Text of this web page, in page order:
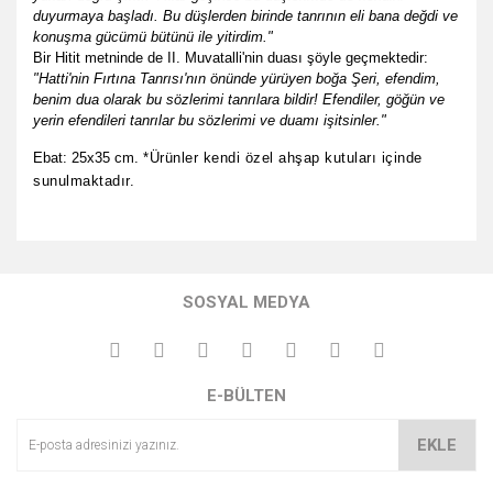
duyurmaya başladı. Bu düşlerden birinde tanrının eli bana değdi ve
konuşma gücümü bütünü ile yitirdim."
Bir Hitit metninde de
II. Muvatalli'nin duası şöyle geçmektedir:
"Hatti'nin Fırtına Tanrısı'nın önünde yürüyen boğa Şeri, efendim,
benim dua olarak bu sözlerimi tanrılara bildir! Efendiler, göğün ve
yerin efendileri tanrılar bu sözlerimi ve duamı işitsinler."
Ebat: 25x35 cm. *Ürünler kendi özel ahşap kutuları içinde
sunulmaktadır.
kullanarak tarafımıza iletebilirsiniz.
Görüş ve önerileriniz için teşekkür ederiz.
Ürün açıklamasında eksik bilgiler bulunuyor.
SOSYAL MEDYA
E-BÜLTEN
EKLE